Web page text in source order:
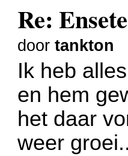
Re:
doortankton
Ik heb
en hem
het daar
weer